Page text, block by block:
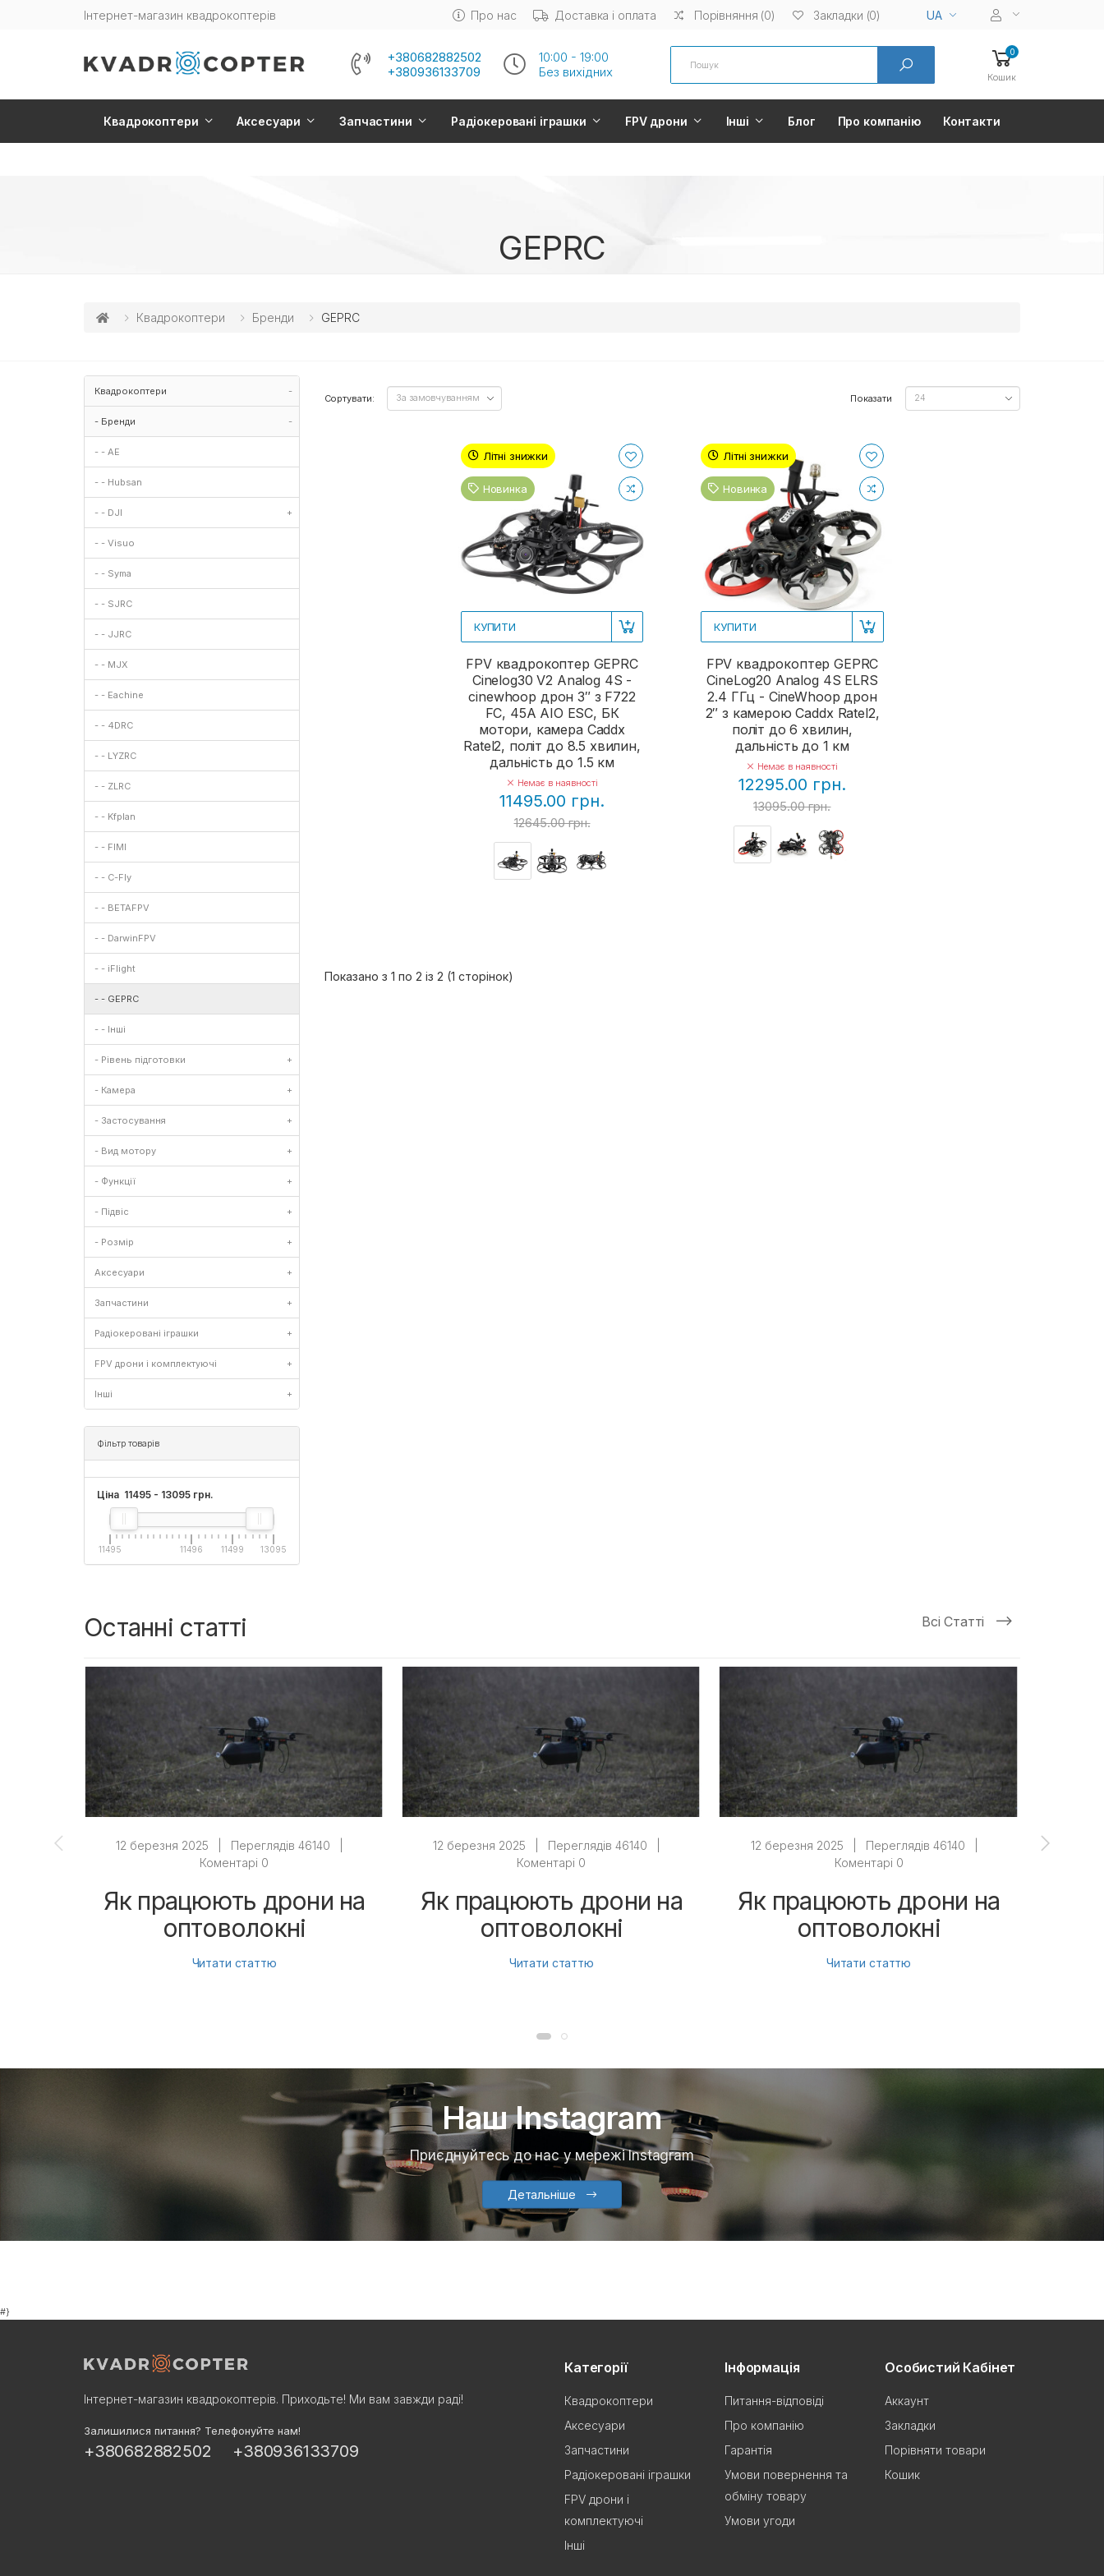
Інтернет-магазин квадрокоптерів Про нас Доставка і оплата Порівняння (0) Закладки (0) UA
+380682882502
+380936133709
10:00 - 19:00
Без вихiдних
Search 0
Кошик
Квадрокоптери Аксесуари Запчастини Радіокеровані іграшки FPV дрони Інші Блог Про компанію Контакти
GEPRC
Квадрокоптери Бренди GEPRC
Квадрокоптери -
- Бренди -
- - AE
- - Hubsan
- - DJI +
- - Visuo
- - Syma
- - SJRC
- - JJRC
- - MJX
- - Eachine
- - 4DRC
- - LYZRC
- - ZLRC
- - Kfplan
- - FIMI
- - C-Fly
- - BETAFPV
- - DarwinFPV
- - iFlight
- - GEPRC
- - Інші
- Рівень підготовки +
- Камера +
- Застосування +
- Вид мотору +
- Функції +
- Підвіс +
- Розмір +
Аксесуари +
Запчастини +
Радіокеровані іграшки +
FPV дрони і комплектуючі +
Інші +
Фільтр товарів
Ціна 11495 - 13095 грн.
11495 11496 11499 13095
Сортувати: Показати
Літні знижки
Новинка
КУПИТИ
FPV квадрокоптер GEPRC
Cinelog30 V2 Analog 4S -
cinewhoop дрон 3″ з F722
FC, 45A AIO ESC, БК
мотори, камера Caddx
Ratel2, політ до 8.5 хвилин,
дальність до 1.5 км
Немає в наявності
11495.00 грн.
12645.00 грн.
Літні знижки
Новинка
КУПИТИ
FPV квадрокоптер GEPRC
CineLog20 Analog 4S ELRS
2.4 ГГц - CineWhoop дрон
2″ з камерою Caddx Ratel2,
політ до 6 хвилин,
дальність до 1 км
Немає в наявності
12295.00 грн.
13095.00 грн.
Показано з 1 по 2 із 2 (1 сторінок)
Останні статті Всі Статті
12 березня 2025 Переглядів 46140
Коментарі 0
Як працюють дрони на
оптоволокні
Читати статтю
12 березня 2025 Переглядів 46140
Коментарі 0
Як працюють дрони на
оптоволокні
Читати статтю
12 березня 2025 Переглядів 46140
Коментарі 0
Як працюють дрони на
оптоволокні
Читати статтю
Наш Instagram
Приєднуйтесь до нас у мережі Instagram
Детальніше
#}
Інтернет-магазин квадрокоптерів. Приходьте! Ми вам завжди раді!
Залишилися питання? Телефонуйте нам!
+380682882502 +380936133709
Категорії
Квадрокоптери
Аксесуари
Запчастини
Радіокеровані іграшки
FPV дрони і
комплектуючі
Інші
Інформація
Питання-відповіді
Про компанію
Гарантія
Умови повернення та
обміну товару
Умови угоди
Особистий Кабінет
Аккаунт
Закладки
Порівняти товари
Кошик